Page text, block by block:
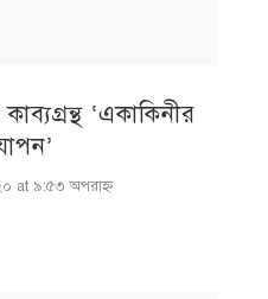
‘একাকিনীর
at ৯:৫৩ অপরাহ্ণ